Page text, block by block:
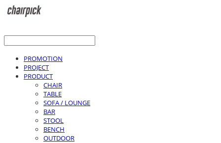
PROMOTION
PROJECT
PRODUCT
CHAIR
TABLE
SOFA / LOUNGE
BAR
STOOL
BENCH
OUTDOOR